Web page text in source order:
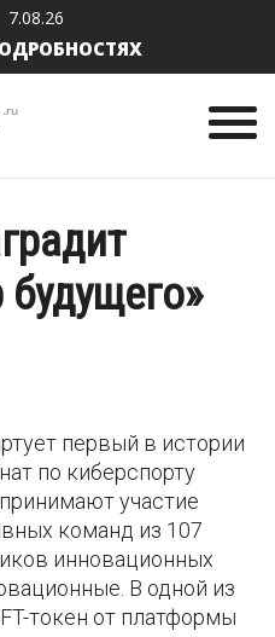
7.08.26
первый в истории
по киберспорту
участие
команд из 107
инновационных
В одной из
токен от платформы